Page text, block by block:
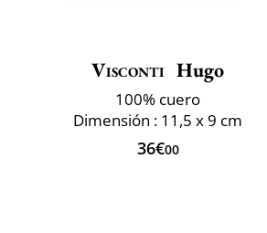
Visconti Hugo
100% cuero
Dimensión : 11,5 x 9 cm
36€00